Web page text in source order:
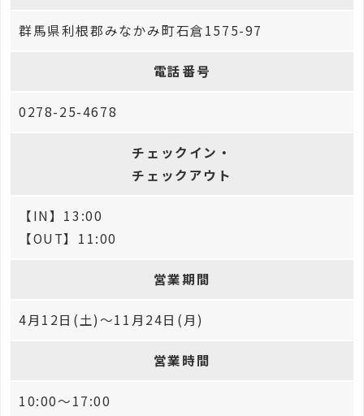
群馬県利根郡みなかみ町石倉1575-97
電話番号
0278-25-4678
チェックイン・
チェックアウト
【IN】13:00
【OUT】11:00
営業期間
4月12日(土)～11月24日(月)
営業時間
10:00～17:00